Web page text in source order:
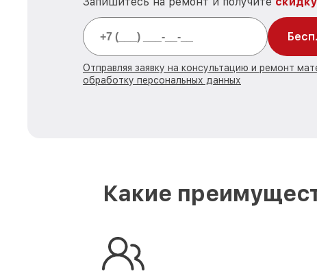
Отправляя заявку на консультацию и ремонт
обработку персональных данных
Какие